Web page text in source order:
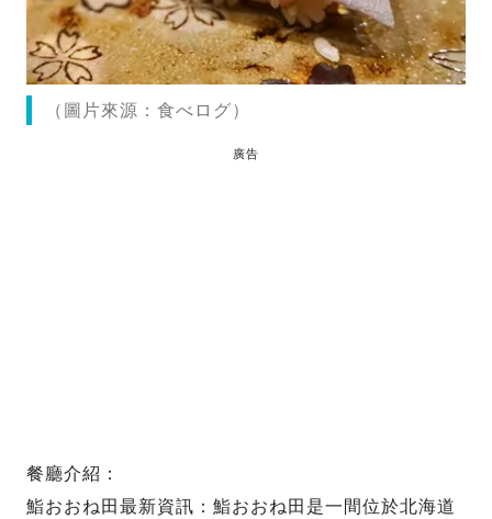
（圖片來源：食べログ）
廣告
餐廳介紹：
鮨おおね田最新資訊：鮨おおね田是一間位於北海道